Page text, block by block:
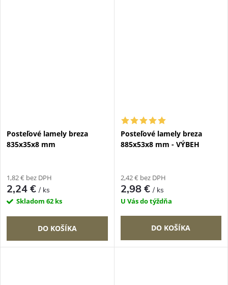
Posteľové lamely breza
835x35x8 mm
1,82 € bez DPH
2,24 €/ ks
Skladom 62 ks
DO KOŠÍKA
Posteľové lamely breza
885x53x8 mm - VÝBEH
2,42 € bez DPH
2,98 €/ ks
U Vás do týždňa
DO KOŠÍKA